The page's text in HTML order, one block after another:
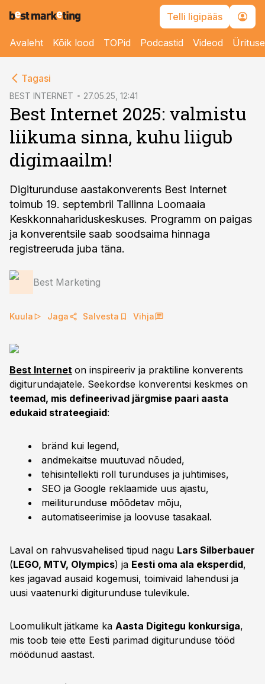
Telli ligipääs
Avaleht Kõik lood TOPid Podcastid Videod
Tagasi
BEST INTERNET 27.05.25, 12:41
Best Internet 2025: valmistu
liikuma sinna, kuhu liigub
digimaailm!
Digiturunduse aastakonverents Best Internet
toimub 19. septembril Tallinna Loomaaia
Keskkonnahariduskeskuses. Programm on paigas
ja konverentsile saab soodsaima hinnaga
registreeruda juba täna.
Best Marketing
Kuula Jaga Salvesta Vihja
Best Internet on inspireeriv ja praktiline konverents
digiturundajatele. Seekordse konverentsi keskmes on
teemad, mis defineerivad järgmise paari aasta
edukaid strateegiaid:
bränd kui legend,
andmekaitse muutuvad nõuded,
tehisintellekti roll turunduses ja juhtimises,
SEO ja Google reklaamide uus ajastu,
meiliturunduse mõõdetav mõju,
automatiseerimise ja loovuse tasakaal.
Laval on rahvusvahelised tipud nagu Lars Silberbauer
(LEGO, MTV, Olympics) ja Eesti oma ala eksperdid,
kes jagavad ausaid kogemusi, toimivaid lahendusi ja
uusi vaatenurki digiturunduse tulevikule.
Loomulikult jätkame ka Aasta Digitegu konkursiga,
mis toob teie ette Eesti parimad digiturunduse tööd
möödunud aastast.